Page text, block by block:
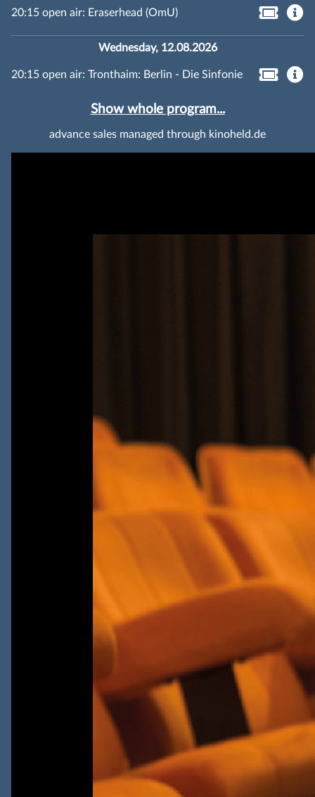
20:15 open air: Eraserhead (OmU)
Wednesday, 12.08.2026
20:15 open air: Tronthaim: Berlin - Die Sinfonie
Show whole program...
advance sales managed through kinoheld.de